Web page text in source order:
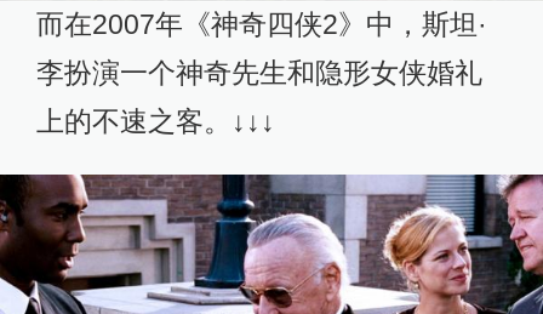
而在2007年《神奇四侠2》中，斯坦·
李扮演一个神奇先生和隐形女侠婚礼
上的不速之客。↓↓↓